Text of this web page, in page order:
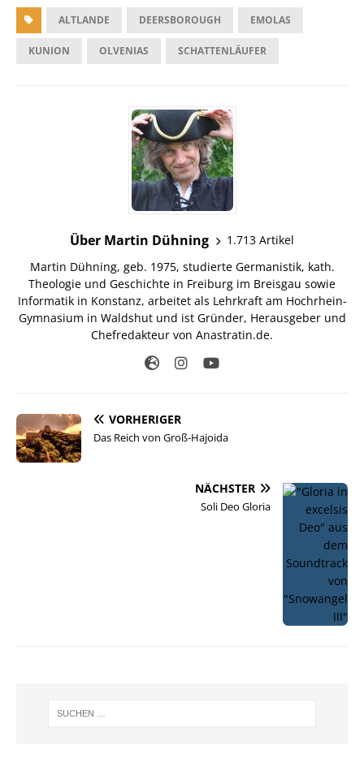
ALTLANDE DEERSBOROUGH EMOLAS
KUNION OLVENIAS SCHATTENLÄUFER
Über Martin Dühning
1.713 Artikel
Martin Dühning, geb. 1975, studierte Germanistik, kath.
Theologie und Geschichte in Freiburg im Breisgau sowie
Informatik in Konstanz, arbeitet als Lehrkraft am Hochrhein-
Gymnasium in Waldshut und ist Gründer, Herausgeber und
Chefredakteur von Anastratin.de.
VORHERIGER
Das Reich von Groß-Hajoida
NÄCHSTER
Soli Deo Gloria